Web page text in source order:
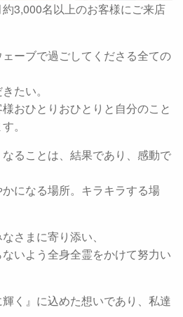
3,000名以上のお客様にご来店
ーブで過ごしてくださる全ての
たい。
おひとりおひとりと自分のこと
。
ることは、結果であり、感動で
になる場所。キラキラする場
さまに寄り添い、
いよう全身全霊をかけて努力い
く』に込めた想いであり、私達